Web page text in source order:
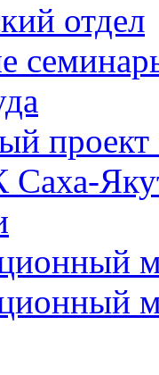
отдел